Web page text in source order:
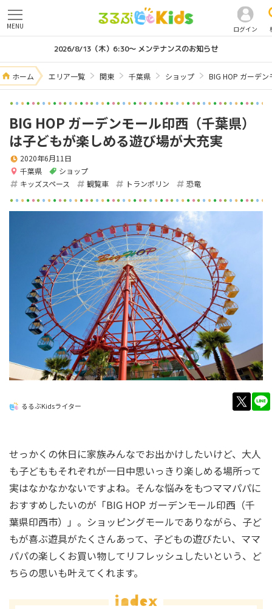
ログイン
MENU
2026/8/13（木）6:30～ メンテナンスのお知らせ
ホーム エリア一覧 関東 千葉県 ショップ BIG HOP ガーデ
BIG HOP ガーデンモール印西（千葉県）
は子どもが楽しめる遊び場が大充実
千葉県 ショップ
2020年6月11日
キッズスペース 観覧車 トランポリン 恐竜
るるぶKidsライター
せっかくの休日に家族みんなでお出かけしたいけど、大人
も子どももそれぞれが一日中思いっきり楽しめる場所って
実はなかなかないですよね。そんな悩みをもつママパパに
おすすめしたいのが「BIG HOP ガーデンモール印西（千
葉県印西市）」。ショッピングモールでありながら、子ど
もが喜ぶ遊具がたくさんあって、子どもの遊びたい、ママ
パパの楽しくお買い物してリフレッシュしたいという、ど
ちらの思いも叶えてくれます。